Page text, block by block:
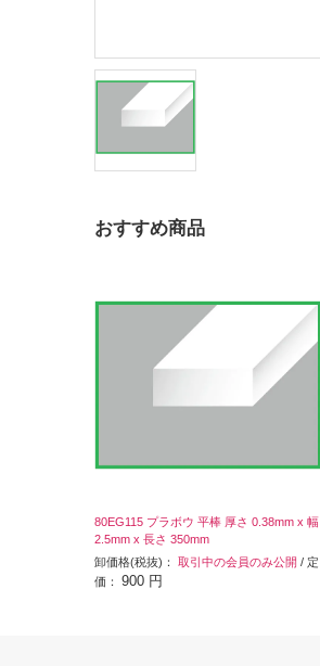
おすすめ商品
80EG115 プラボウ 平棒 厚さ 0.38mm x 幅
2.5mm x 長さ 350mm
卸価格(税抜)： 取引中の会員のみ公開 / 定
価： 900 円